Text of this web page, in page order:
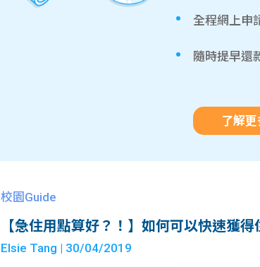
全程網上申
隨時提早還
了解
校園Guide
【急住用點算好？！】如何可以快速獲得
Elsie Tang | 30/04/2019